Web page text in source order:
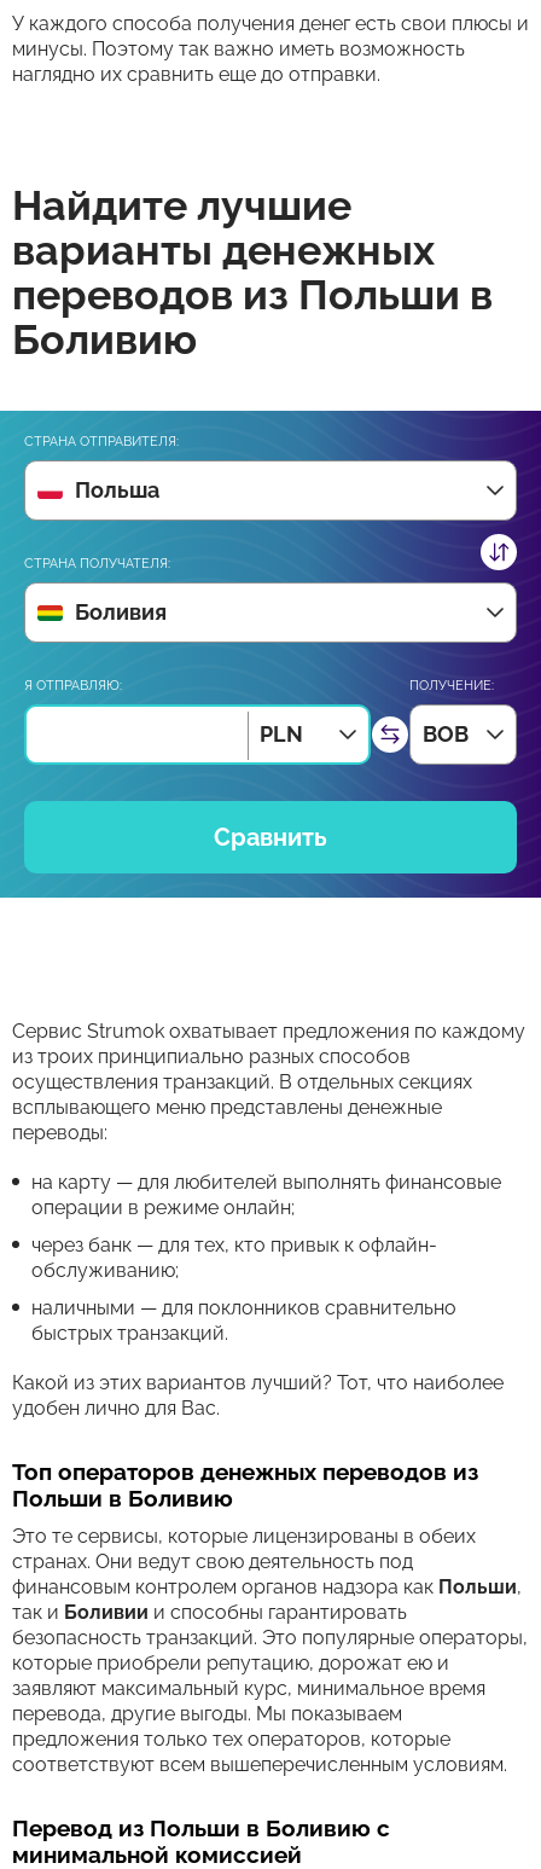
У каждого способа получения денег есть свои плюсы и
минусы. Поэтому так важно иметь возможность
наглядно их сравнить еще до отправки.
Найдите лучшие
варианты денежных
переводов из Польши в
Боливию
СТРАНА ОТПРАВИТЕЛЯ:
Польша
СТРАНА ПОЛУЧАТЕЛЯ:
Боливия
Я ОТПРАВЛЯЮ:
PLN
ПОЛУЧЕНИЕ:
BOB
Сравнить
Сервис Strumok охватывает предложения по каждому
из троих принципиально разных способов
осуществления транзакций. В отдельных секциях
всплывающего меню представлены денежные
переводы:
на карту — для любителей выполнять финансовые
операции в режиме онлайн;
через банк — для тех, кто привык к офлайн-
обслуживанию;
наличными — для поклонников сравнительно
быстрых транзакций.
Какой из этих вариантов лучший? Тот, что наиболее
удобен лично для Вас.
Топ операторов денежных переводов из
Польши в Боливию
Это те сервисы, которые лицензированы в обеих
странах. Они ведут свою деятельность под
финансовым контролем органов надзора как Польши,
так и Боливии и способны гарантировать
безопасность транзакций. Это популярные операторы,
которые приобрели репутацию, дорожат ею и
заявляют максимальный курс, минимальное время
перевода, другие выгоды. Мы показываем
предложения только тех операторов, которые
соответствуют всем вышеперечисленным условиям.
Перевод из Польши в Боливию с
минимальной комиссией